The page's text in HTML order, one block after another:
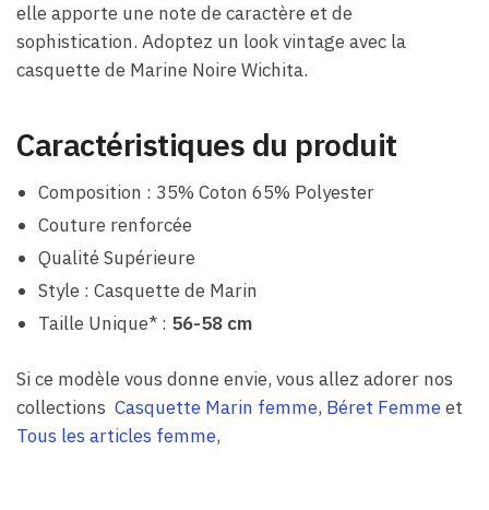
elle apporte une note de caractère et de
sophistication. Adoptez un look vintage avec la
casquette de Marine Noire Wichita.
Caractéristiques du produit
Composition : 35% Coton 65% Polyester
Couture renforcée
Qualité Supérieure
Style : Casquette de Marin
Taille Unique* : 56-58 cm
Si ce modèle vous donne envie, vous allez adorer nos
collections Casquette Marin femme, Béret Femmeet
Tous les articles femme,